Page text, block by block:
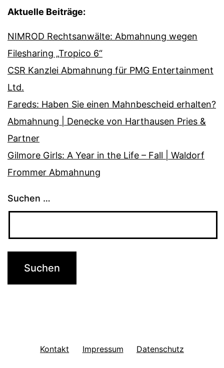
Aktuelle Beiträge:
NIMROD Rechtsanwälte: Abmahnung wegen
Filesharing „Tropico 6“
CSR Kanzlei Abmahnung für PMG Entertainment
Ltd.
Fareds: Haben Sie einen Mahnbescheid erhalten?
Abmahnung | Denecke von Harthausen Pries &
Partner
Gilmore Girls: A Year in the Life – Fall | Waldorf
Frommer Abmahnung
Suchen …
Kontakt Impressum Datenschutz